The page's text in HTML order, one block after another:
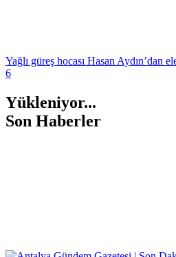
Yağlı güreş hocası Hasan Aydın’dan
6
Yükleniyor...
Son Haberler